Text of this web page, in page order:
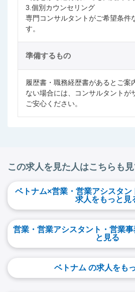
3.個別カウンセリング
専門コンサルタントがご希望条件
す。
準備するもの
履歴書・職務経歴書があるとご案
ない場合には、コンサルタントが
ご安心ください。
この求人を見た人はこちらも
ベトナム×営業・営業アシスタン
求人をもっと見
営業・営業アシスタント・営業
と見る
ベトナム の求人をも